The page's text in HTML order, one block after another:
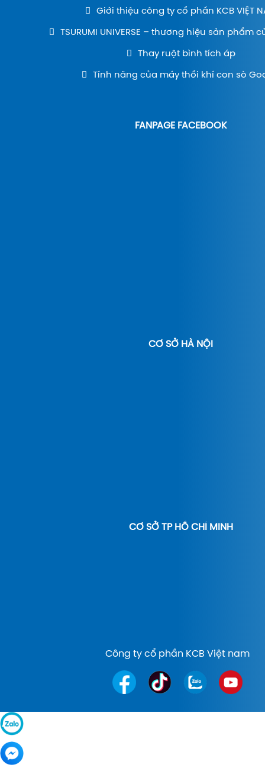
Giới thiệu công ty cổ phần KCB VIỆT
TSURUMI UNIVERSE – thương hiệu sản phẩm
Thay ruột bình tích áp
Tính năng của máy thổi khí con sò
FANPAGE FACEBOOK
CƠ SỞ HÀ NỘI
CƠ SỞ TP HỒ CHÍ MINH
Công ty cổ phần KCB Việt nam